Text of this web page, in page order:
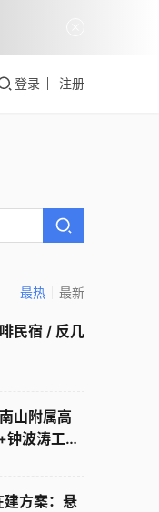
登录 注册
最热 最新
民宿 / 反几
山附属高
波涛工作
方案：悬